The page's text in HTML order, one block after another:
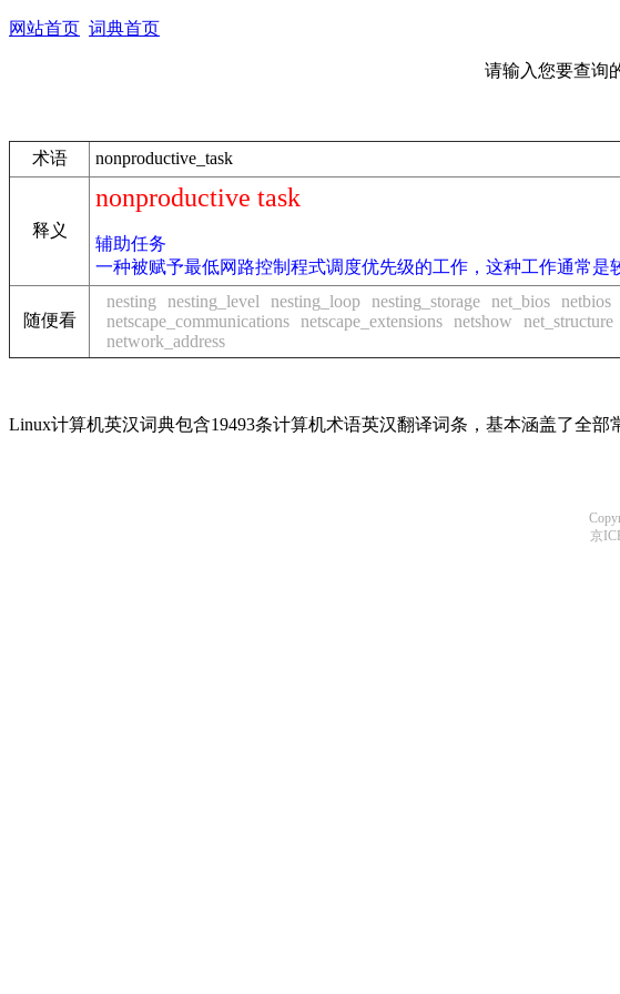
网站首页 词典首页
请输入您要查询
术语 nonproductive_task
释义
nonproductive task
辅助任务
一种被赋予最低网路控制程式调度优先级的工作，这种工作通常
随便看
nesting nesting_level nesting_loop nesting_storage net_bios netbios
netscape_communications
netscape_extensions netshow net_structure
network_address
Linux计算机英汉词典包含19493条计算机术语英汉翻译词条，基本涵盖了全
京